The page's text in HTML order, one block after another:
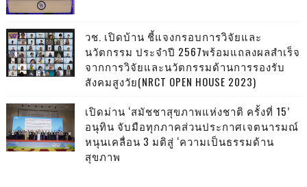
วช. เปิดบ้าน ชี้แจงกรอบการวิจัยและ
นวัตกรรม ประจำปี 2567พร้อมแถลงผลสำเร็จ
จากการวิจัยและนวัตกรรมด้านการรองรับ
สังคมสูงวัย(NRCT OPEN HOUSE 2023)
เปิดม่าน ‘สมัชชาสุขภาพแห่งชาติ ครั้งที่ 15’
อนุทิน จับมือทุกภาคส่วนประกาศเจตนารมณ์
หนุนเคลื่อน 3 มติสู่ ‘ความเป็นธรรมด้าน
สุขภาพ